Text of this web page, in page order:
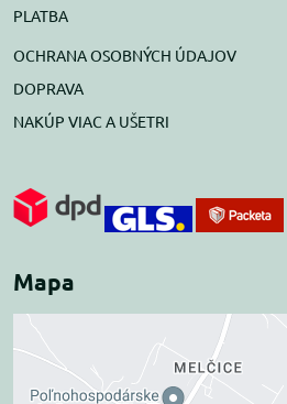
PLATBA
OCHRANA OSOBNÝCH ÚDAJOV
DOPRAVA
NAKÚP VIAC A UŠETRI
Mapa
Externý obsah je